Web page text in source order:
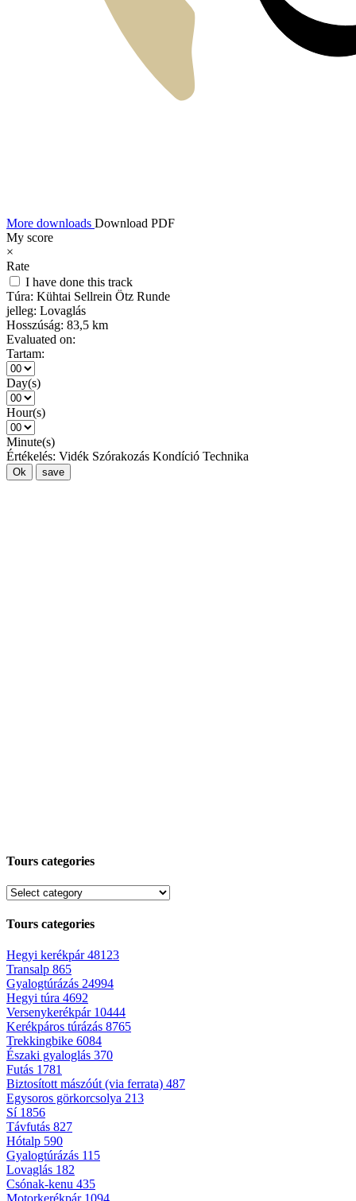
More downloads Download PDF
My score
×
Rate
I have done this track
Túra: Kühtai Sellrein Ötz Runde
jelleg: Lovaglás
Hosszúság: 83,5 km
Evaluated on:
Tartam:
Day(s)
Hour(s)
Minute(s)
Értékelés: Vidék Szórakozás Kondíció Technika
Ok save
Tours categories
Tours categories
Hegyi kerékpár48123
Transalp 865
Gyalogtúrázás 24994
Hegyi túra 4692
Versenykerékpár 10444
Kerékpáros túrázás 8765
Trekkingbike 6084
Északi gyaloglás 370
Futás 1781
Biztosított mászóút (via ferrata) 487
Egysoros görkorcsolya 213
Sí 1856
Távfutás 827
Hótalp 590
Gyalogtúrázás 115
Lovaglás 182
Csónak-kenu 435